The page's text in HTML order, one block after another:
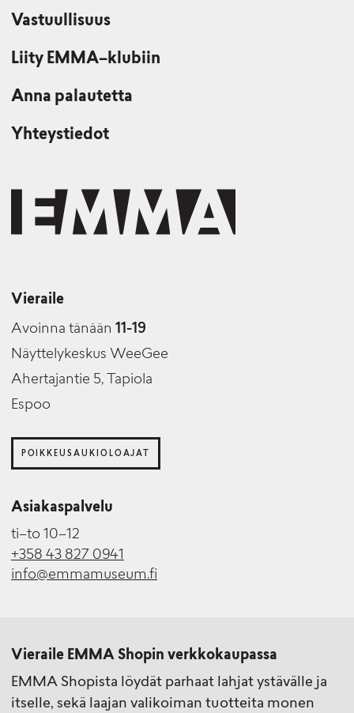
Vastuullisuus
Liity EMMA–klubiin
Anna palautetta
Yhteystiedot
Vieraile
Avoinna tänään 11-19
Näyttelykeskus WeeGee
Ahertajantie 5, Tapiola
Espoo
POIKKEUSAUKIOLOAJAT
Asiakaspalvelu
ti–to 10–12
+358 43 827 0941
info@emmamuseum.fi
Vieraile EMMA Shopin verkkokaupassa
EMMA Shopista löydät parhaat lahjat ystävälle ja
itselle, sekä laajan valikoiman tuotteita monen